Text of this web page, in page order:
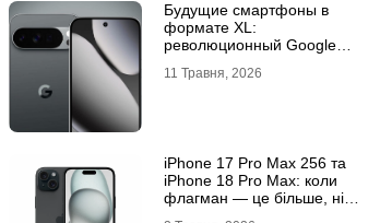
Будущие смартфоны в
формате XL:
революционный Google
11 Травня, 2026
iРhone 17 Рro Мax 256 та
iРhone 18 Рro Мax: коли
флагман — це більше, ніж